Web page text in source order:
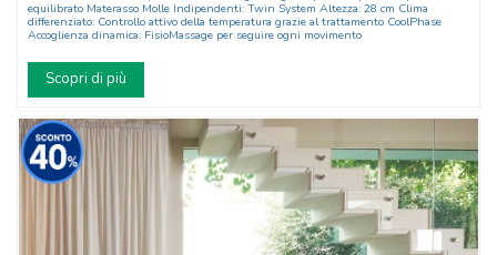
equilibrato Materasso Molle Indipendenti: Twin System Altezza: 28 cm Clima
differenziato: Controllo attivo della temperatura grazie al trattamento CoolPhase
Accoglienza dinamica: FisioMassage per seguire ogni movimento
Scopri di più